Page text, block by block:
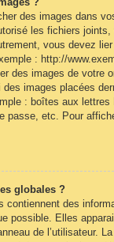
des images dans
les fichiers
vous devez
: http://
des images de votre
images placées
: boîtes aux
passe, etc. Pour
globales ?
contiennent des
possible. Elles
de l’utilisateur.